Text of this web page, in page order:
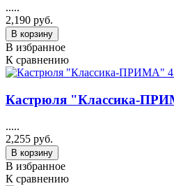
.....
2,190 руб.
В корзину
В избранное
К сравнению
Кастрюля "Классика-
.....
2,255 руб.
В корзину
В избранное
К сравнению